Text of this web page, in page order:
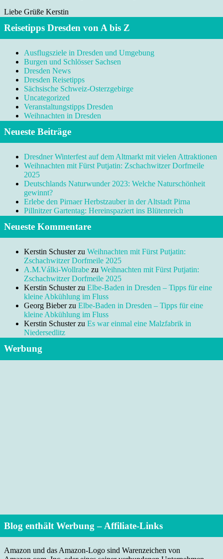
Liebe Grüße Kerstin
Reisetipps Dresden von A bis Z
Ausflugsziele in Dresden und Umgebung
Burgen und Schlösser Sachsen
Dresden News
Dresden Reisetipps
Sächsische Schweiz-Osterzgebirge
Uncategorized
Veranstaltungstipps Dresden
Weihnachten in Dresden
Neueste Beiträge
Dresdner Winterfest auf dem Altmarkt mit vielen Attraktionen
Weihnachten mit Fürst Putjatin: Zschachwitzer Dorfmeile
2025
Deutschlands Naturwunder 2023: Welche Naturschönheit
gewinnt?
Erlebe den Pirnaer Herbstzauber in der Altstadt Pirna
Pillnitzer Gartentag: Hereinspaziert ins Blütenreich
Neueste Kommentare
Kerstin Schusterzu Weihnachten mit Fürst Putjatin:
Zschachwitzer Dorfmeile 2025
A.M.Válki-Wollrabe zu Weihnachten mit Fürst Putjatin:
Zschachwitzer Dorfmeile 2025
Kerstin Schusterzu Elbe-Baden in Dresden – Tipps für eine
kleine Abkühlung im Fluss
Georg Bieberzu Elbe-Baden in Dresden – Tipps für eine
kleine Abkühlung im Fluss
Kerstin Schusterzu Es war einmal eine Malzfabrik in
Niedersedlitz
Werbung
Blog enthält Werbung – Affiliate-Links
Amazon und das Amazon-Logo sind Warenzeichen von